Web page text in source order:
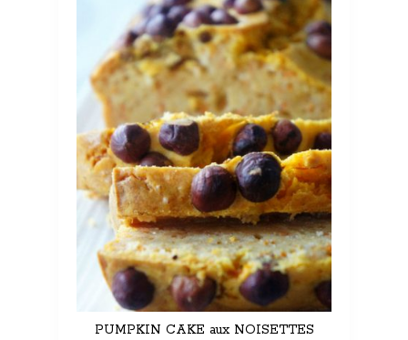
PUMPKIN CAKE aux NOISETTES